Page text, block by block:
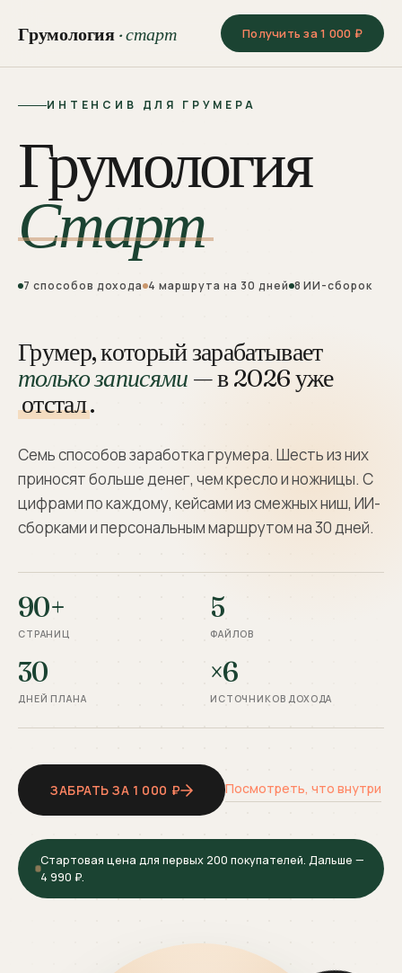
Грумология · старт Получить за 1 000 ₽
ИНТЕНСИВ ДЛЯ ГРУМЕРА
Грумология
Старт
7 способов дохода 4 маршрута на 30 дней 8 ИИ-сборок
Грумер, который зарабатывает
только записями — в 2026 уже
отстал.
Семь способов заработка грумера. Шесть из них
приносят больше денег, чем кресло и ножницы. С
цифрами по каждому, кейсами из смежных ниш, ИИ-
сборками и персональным маршрутом на 30 дней.
90+
СТРАНИЦ
5
ФАЙЛОВ
30
ДНЕЙ ПЛАНА
×6
ИСТОЧНИКОВ ДОХОДА
ЗАБРАТЬ ЗА 1 000 ₽ Посмотреть, что внутри
Стартовая цена для первых 200 покупателей. Дальше —
4 990 ₽.